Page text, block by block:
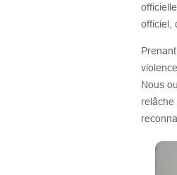
officiel,
Nous
relâche